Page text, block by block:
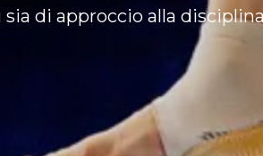
sia di approccio alla